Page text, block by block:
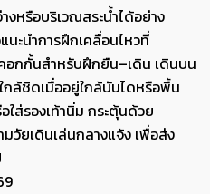
หรือบริเวณสระน้ำได้อย่าง
ะนำการฝึกเคลื่อนไหวที่
กกั้นสำหรับฝึกยืน–เดิน เดินบน
ล้ชิดเมื่ออยู่ใกล้บันไดหรือพื้น
ใส่รองเท้านิ่ม กระตุ้นด้วย
วัยเดินเล่นกลางแจ้ง เพื่อส่ง